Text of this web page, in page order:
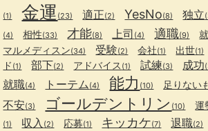
(1) 金運 (23) 適正(2) YesNo(8) 独立
(4) 相性(33) 才能(8) 上司 (4) 適職(9)
マルメディスン(34) 受験(2) 会社(1) 出世(1)
ド (1) 部下(2) アドバイス (1) 試練(3) 成功
就職(4) トーテム (4) 能力 (10) 足りない
不安(3) ゴールデントリン (10) 運
(1) 収入 (2) 応募(1) キッカケ(7) 退職(2)